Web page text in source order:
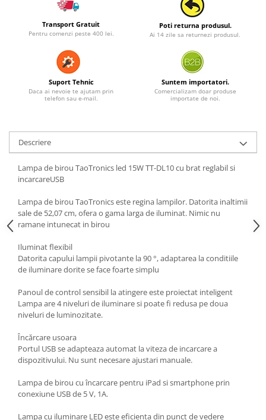
Transport Gratuit
Pentru comenzi peste 400 lei.
Poti returna produsul.
Ai 14 zile sa returnezi produsul.
Suport Tehnic
Daca ai nevoie te ajutam prin
telefon sau e-mail.
Suntem importatori.
Comercializam doar produse
importate de noi.
Descriere
Lampa de birou TaoTronics led 15W TT-DL10 cu brat reglabil si
incarcareUSB
Lampa de birou TaoTronics este regina lampilor. Datorita inaltimii
sale de 52,07 cm, ofera o gama larga de iluminat. Nimic nu
ramane intunecat in birou
Iluminat flexibil
Datorita capului lampii pivotante la 90 °, adaptarea la conditiile
de iluminare dorite se face foarte simplu
Panoul de control sensibil la atingere este proiectat inteligent
Lampa are 4 niveluri de iluminare si poate fi redusa pe doua
niveluri de luminozitate.
Încărcare usoara
Portul USB se adapteaza automat la viteza de incarcare a
dispozitivului. Nu sunt necesare ajustari manuale.
Lampa de birou cu încarcare pentru iPad si smartphone prin
conexiune USB de 5 V, 1A.
Lampa cu iluminare LED este eficienta din punct de vedere